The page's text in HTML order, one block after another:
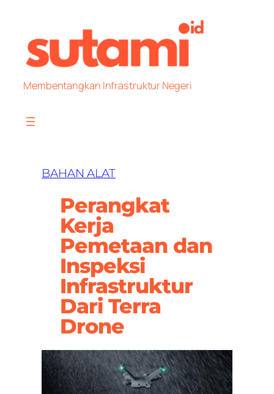
content
Membentangkan Infrastruktur Negeri
BAHAN ALAT
Perangkat
Kerja
Pemetaan dan
Inspeksi
Infrastruktur
Dari Terra
Drone